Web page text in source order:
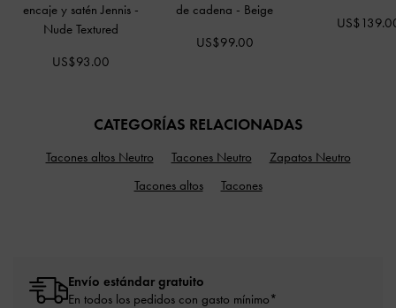
encaje y satén Jennis -
Nude Textured
US$93.00
de cadena - Beige
US$99.00
CATEGORÍAS RELACIONADAS
Tacones altos Neutro Tacones Neutro
Zapatos Neutro
Tacones altos
Tacones
Envío estándar gratuito
En todos los pedidos con gasto mínimo*